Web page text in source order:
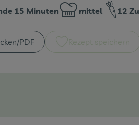
15 Minuten
Schwierigkeit:
mittel 12
​PDF Rezept speichern